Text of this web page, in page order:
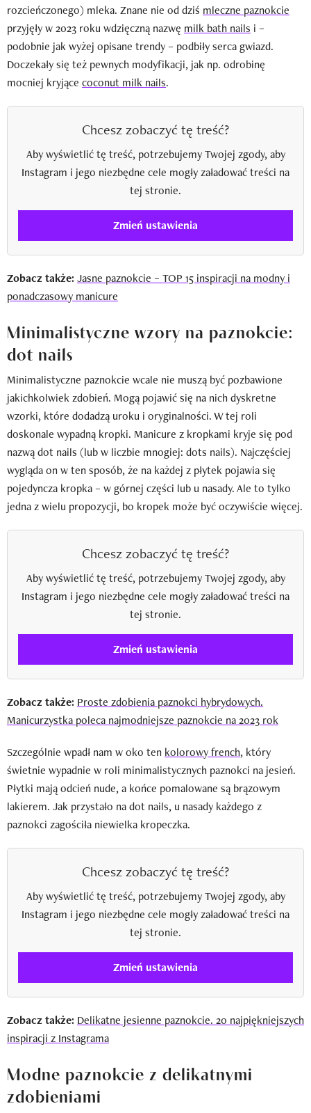
rozcieńczonego) mleka. Znane nie od dziś mleczne paznokcie
przyjęły w 2023 roku wdzięczną nazwę milk bath nails i –
podobnie jak wyżej opisane trendy – podbiły serca gwiazd.
Doczekały się też pewnych modyfikacji, jak np. odrobinę
mocniej kryjące coconut milk nails.
Chcesz zobaczyć tę treść?
Aby wyświetlić tę treść, potrzebujemy Twojej zgody, aby
Instagram i jego niezbędne cele mogły załadować treści na
tej stronie.
Zmień ustawienia
Zobacz także: Jasne paznokcie – TOP 15 inspiracji na modny i
ponadczasowy manicure
Minimalistyczne wzory na paznokcie:
dot nails
Minimalistyczne paznokcie wcale nie muszą być pozbawione
jakichkolwiek zdobień. Mogą pojawić się na nich dyskretne
wzorki, które dodadzą uroku i oryginalności. W tej roli
doskonale wypadną kropki. Manicure z kropkami kryje się pod
nazwą dot nails (lub w liczbie mnogiej: dots nails). Najczęściej
wygląda on w ten sposób, że na każdej z płytek pojawia się
pojedyncza kropka – w górnej części lub u nasady. Ale to tylko
jedna z wielu propozycji, bo kropek może być oczywiście więcej.
Chcesz zobaczyć tę treść?
Aby wyświetlić tę treść, potrzebujemy Twojej zgody, aby
Instagram i jego niezbędne cele mogły załadować treści na
tej stronie.
Zmień ustawienia
Zobacz także: Proste zdobienia paznokci hybrydowych.
Manicurzystka poleca najmodniejsze paznokcie na 2023 rok
Szczególnie wpadł nam w oko ten kolorowy french, który
świetnie wypadnie w roli minimalistycznych paznokci na jesień.
Płytki mają odcień nude, a końce pomalowane są brązowym
lakierem. Jak przystało na dot nails, u nasady każdego z
paznokci zagościła niewielka kropeczka.
Chcesz zobaczyć tę treść?
Aby wyświetlić tę treść, potrzebujemy Twojej zgody, aby
Instagram i jego niezbędne cele mogły załadować treści na
tej stronie.
Zmień ustawienia
Zobacz także: Delikatne jesienne paznokcie. 20 najpiękniejszych
inspiracji z Instagrama
Modne paznokcie z delikatnymi
zdobieniami